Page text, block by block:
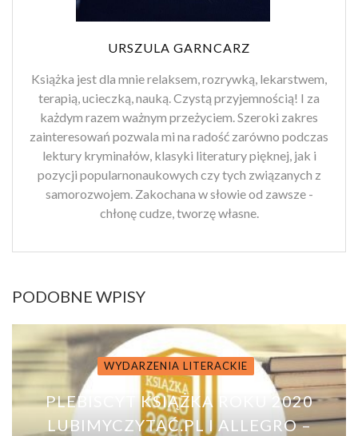
URSZULA GARNCARZ
Książka jest dla mnie relaksem, rozrywką, lekarstwem,
terapią, ucieczką, nauką. Czystą przyjemnością! I za
każdym razem ważnym przeżyciem. Szeroki zakres
zainteresowań pozwala mi na radość zarówno podczas
lektury kryminałów, klasyki literatury pięknej, jak i
pozycji popularnonaukowych czy tych związanych z
samorozwojem. Zakochana w słowie od zawsze -
chłonę cudze, tworzę własne.
PODOBNE WPISY
WYDARZENIA LITERACKIE
PLEBISCYT KSIĄŻKA ROKU 2020
LUBIMYCZYTAĆ.PL I ALLEGRO –